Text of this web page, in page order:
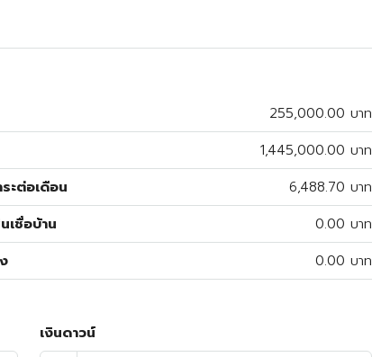
255,000.00 บาท
1,445,000.00 บาท
ะต่อเดือน
6,488.70 บาท
เชื่อบ้าน
0.00 บาท
0.00 บาท
เงินดาวน์